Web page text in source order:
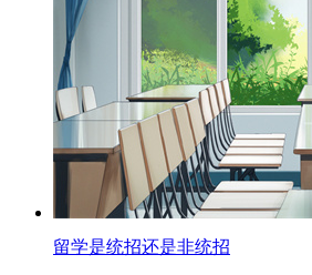
留学是统招还是非统招